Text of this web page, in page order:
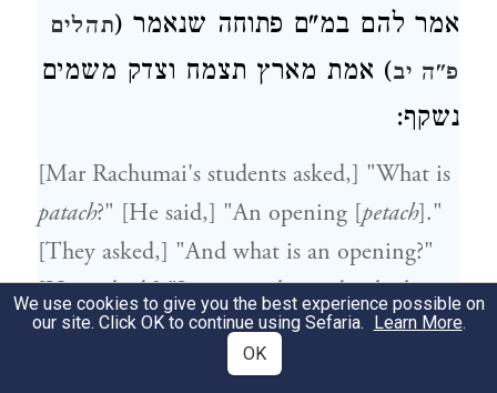
אמר להם במ"ם פתוחה שנאמר (תהלים
פ"ה יב) אמת מארץ תצמח וצדק משמים
נשקף:
[Mar Rachumai's students asked,] "What is
patach?" [He said,] "An opening [petach]."
[They asked,] "And what is an opening?"
[He replied,] "It is a north wind, which
opens to the whole world. From the gate
through which the evil came out, the good
We use cookies to give you the best experience possible on
our site. Click OK to continue using Sefaria. Learn More.
OK